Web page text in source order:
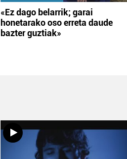
«Ez dago belarrik; garai
honetarako oso erreta daude
bazter guztiak»